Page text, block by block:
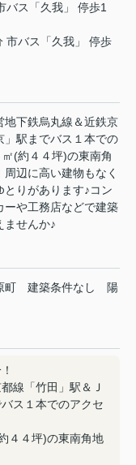
バス「久我」 停歩1
市バス「久我」 停歩
地下鉄烏丸線＆近鉄京
」駅までバス１本での
(約４４坪)の東南角
辺に高い建物もなく
りがあります♪コン
や工務店などで建築
せんか♪
町 建築条件なし
陽
線「竹田」駅＆Ｊ
ス１本でのアクセ
４４坪)の東南角地